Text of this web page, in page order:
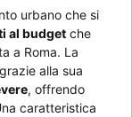
urbano che si
al budget che
a Roma. La
alla sua
, offrendo
caratteristica